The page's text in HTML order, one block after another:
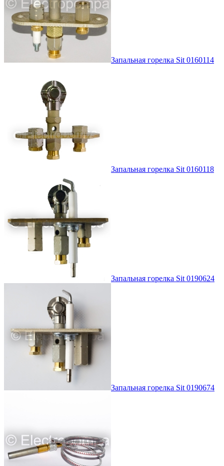
Запальная горелка Sit 0160114
Запальная горелка Sit 0160118
Запальная горелка Sit 0190624
Запальная горелка Sit 0190674